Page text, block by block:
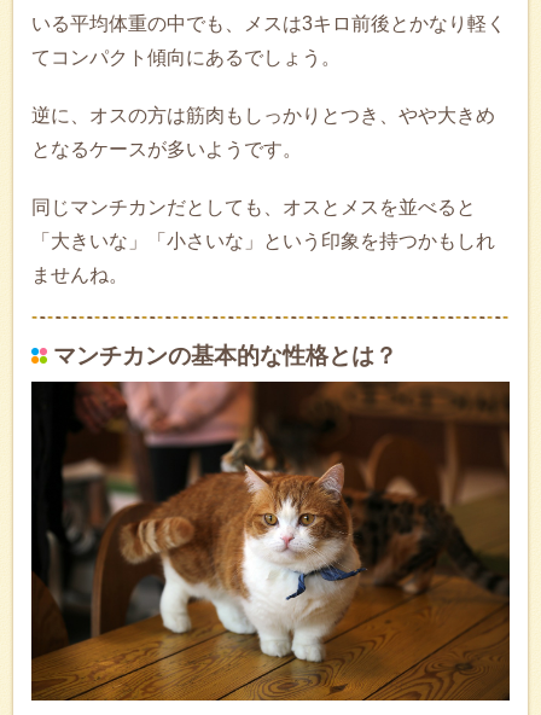
いる平均体重の中でも、メスは3キロ前後とかなり軽く
てコンパクト傾向にあるでしょう。
逆に、オスの方は筋肉もしっかりとつき、やや大きめ
となるケースが多いようです。
同じマンチカンだとしても、オスとメスを並べると
「大きいな」「小さいな」という印象を持つかもしれ
ませんね。
マンチカンの基本的な性格とは？